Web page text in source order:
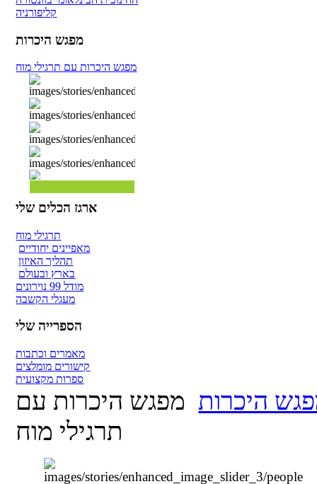
קליפורניה
מפגש היכרות
מפגש היכרות עם תרגילי מוח
ארגז הכלים שלי
תרגילי מוח
מאפיינים יחודיים
תהליך האיזון
בארץ ובעולם
מודל 99 נוירונים
מעגלי הקשבה
הספרייה שלי
מאמרים וכתבות
קישורים מומלצים
ספרות מקצועית
היכרות מפגש היכרות עם
תרגילי מוח